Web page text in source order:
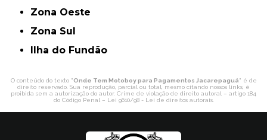
Zona Oeste
Zona Sul
ilha do Fundão
O conteúdo do texto "Onde Tem Motoboy para Pagamentos Jacarepaguá" é de
direito reservado. Sua reprodução, parcial ou total, mesmo citando nossos links, é
proibida sem a autorização do autor. Crime de violação de direito autoral – artigo 184
do Código Penal – Lei 9610/98 - Lei de direitos autorais.